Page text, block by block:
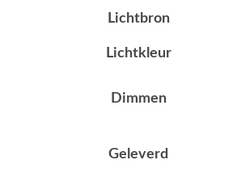
Lichtbron
Lichtkleur
Dimmen
Geleverd